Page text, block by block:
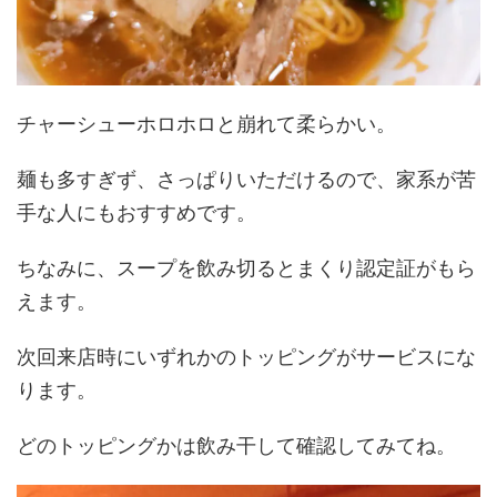
チャーシューホロホロと崩れて柔らかい。
麺も多すぎず、さっぱりいただけるので、家系が苦
手な人にもおすすめです。
ちなみに、スープを飲み切るとまくり認定証がもら
えます。
次回来店時にいずれかのトッピングがサービスにな
ります。
どのトッピングかは飲み干して確認してみてね。